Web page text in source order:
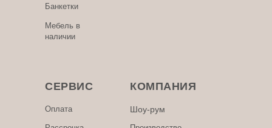
КОМПАНИЯ
Оплата
СЕРВИС
Банкетки
Мебель в
наличии
Шоу-рум